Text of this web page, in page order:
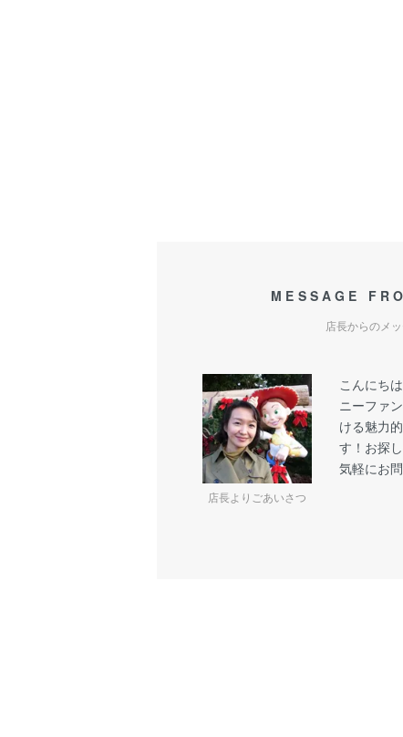
MESSAGE
店長からのメ
店長よりごあいさつ
こんにち
ニーファ
ける魅力
す！お探
気軽にお